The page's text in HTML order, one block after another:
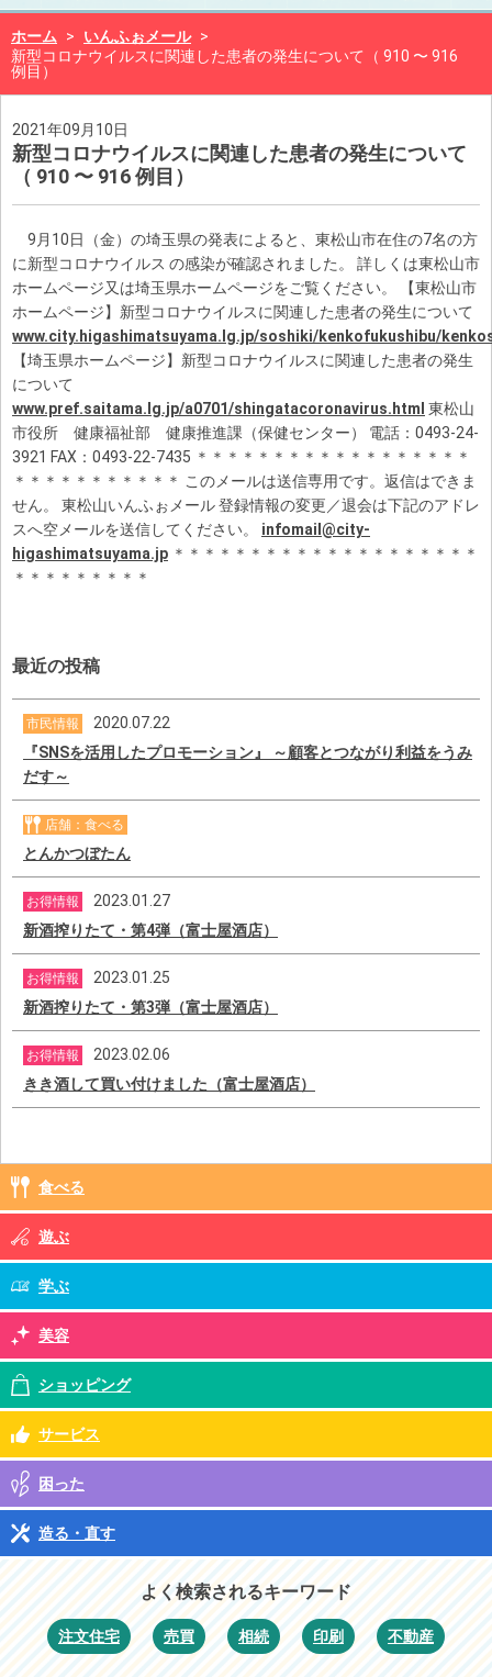
ホーム > いんふぉメール >
新型コロナウイルスに関連した患者の発生について（ 910 〜 916
例目）
2021年09月10日
新型コロナウイルスに関連した患者の発生について
（ 910 〜 916 例目）
9月10日（金）の埼玉県の発表によると、東松山市在住の7名の方
に新型コロナウイルス の感染が確認されました。 詳しくは東松山市
ホームページ又は埼玉県ホームページをご覧ください。 【東松山市
ホームページ】新型コロナウイルスに関連した患者の発生について
www.city.higashimatsuyama.lg.jp/soshiki/kenkofukushibu/
【埼玉県ホームページ】新型コロナウイルスに関連した患者の発生
について
www.pref.saitama.lg.jp/a0701/shingatacoronavirus.html 東松山
市役所 健康福祉部 健康推進課（保健センター） 電話：0493-24-
3921 FAX：0493-22-7435 ＊＊＊＊＊＊＊＊＊＊＊＊＊＊＊＊＊＊
＊＊＊＊＊＊＊＊＊＊＊ このメールは送信専用です。返信はできま
せん。 東松山いんふぉメール 登録情報の変更／退会は下記のアドレ
スへ空メールを送信してください。 infomail@city-
higashimatsuyama.jp ＊＊＊＊＊＊＊＊＊＊＊＊＊＊＊＊＊＊＊＊
＊＊＊＊＊＊＊＊＊
最近の投稿
市民情報
2020.07.22
『SNSを活用したプロモーション』 ～顧客とつながり利益をうみ
だす～
店舗：食べる
とんかつぼたん
お得情報
2023.01.27
新酒搾りたて・第4弾（富士屋酒店）
お得情報
2023.01.25
新酒搾りたて・第3弾（富士屋酒店）
お得情報
2023.02.06
きき酒して買い付けました（富士屋酒店）
食べる
遊ぶ
学ぶ
美容
ショッピング
サービス
困った
造る・直す
よく検索されるキーワード
注文住宅 売買 相続 印刷 不動産